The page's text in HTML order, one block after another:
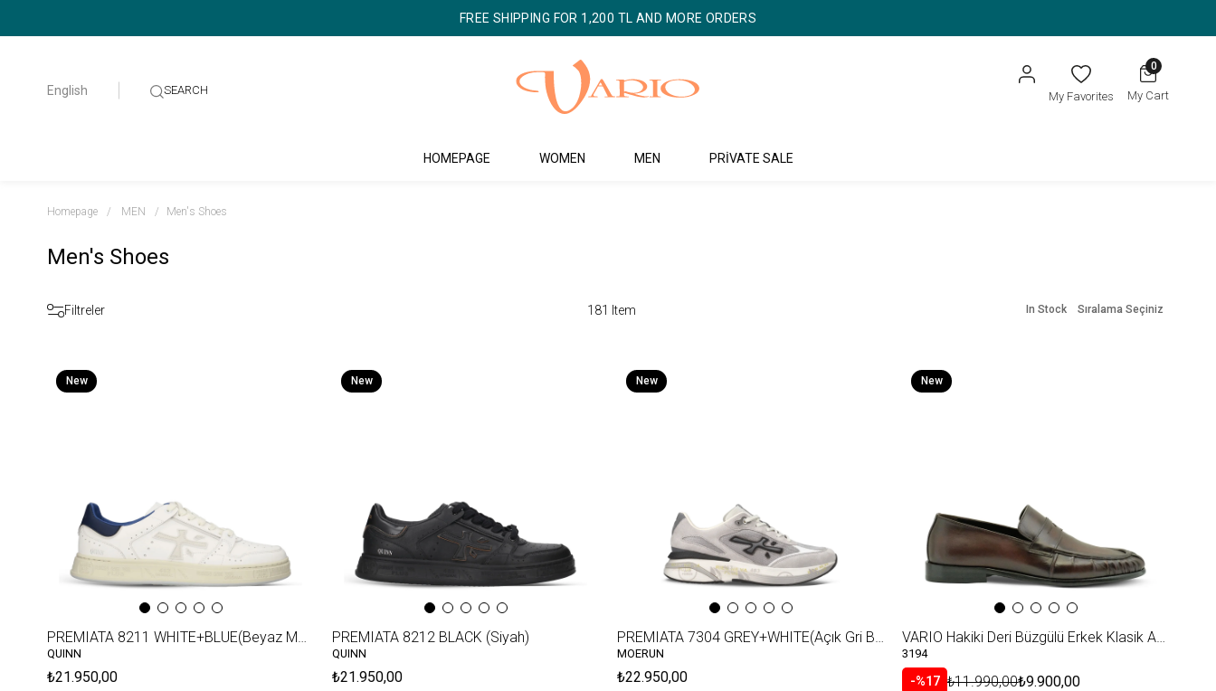
FREE SHIPPING FOR 1,200 TL AND MORE ORDERS
English My Cart
0
My Favorites
HOMEPAGE WOMEN MEN PRİVATE SALE
Homepage MEN Men's Shoes
Men's Shoes
Filtreler Sıralama Seçiniz
In Stock
181 Item
PREMIATA 8211 WHITE+BLUE(Beyaz Mavi)
QUINN
₺21.950,00
New
PREMIATA 8212 BLACK (Siyah)
QUINN
₺21.950,00
New
PREMIATA 7304 GREY+WHITE(Açık Gri Beyaz)
MOERUN
₺22.950,00
New
VARIO Hakiki Deri Büzgülü Erkek Klasik Ayakkabı 2116 KAHVERENGİ (Brown)
3194
%17 ₺9.900,00
₺11.990,00
New